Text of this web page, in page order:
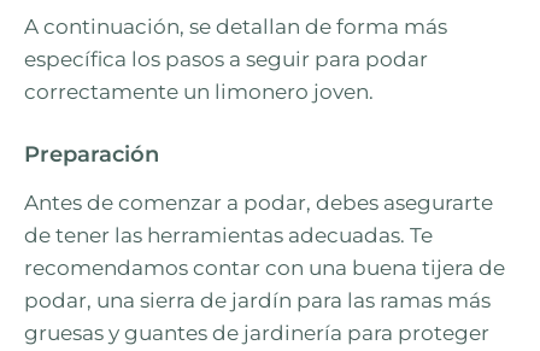
A continuación, se detallan de forma más
específica los pasos a seguir para podar
correctamente un limonero joven.
Preparación
Antes de comenzar a podar, debes asegurarte
de tener las herramientas adecuadas. Te
recomendamos contar con una buena tijera de
podar, una sierra de jardín para las ramas más
gruesas y guantes de jardinería para proteger